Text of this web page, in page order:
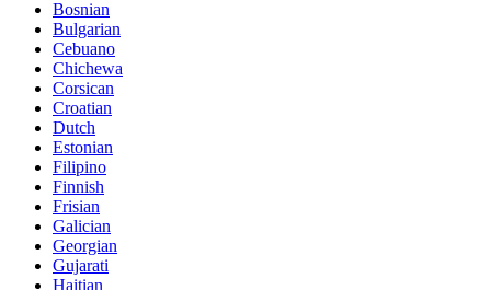
Bosnian
Bulgarian
Cebuano
Chichewa
Corsican
Croatian
Dutch
Estonian
Filipino
Finnish
Frisian
Galician
Georgian
Gujarati
Haitian